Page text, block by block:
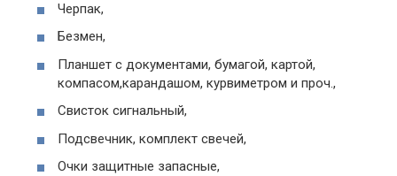
Черпак,
Безмен,
Планшет с документами, бумагой, картой,
компасом,карандашом, курвиметром и проч.,
Свисток сигнальный,
Подсвечник, комплект свечей,
Очки защитные запасные,